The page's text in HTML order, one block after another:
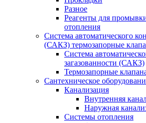
Разное
Реагенты для
отопления
Система автоматического
(САКЗ) термозапорные
Система
загазованности (САКЗ)
Термозапорные
Сантехническое
Канализация
Внутренняя
Наружная
Системы отопления